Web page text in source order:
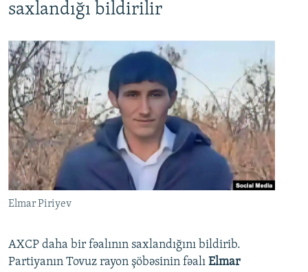
saxlandığı bildirilir
Elmar Piriyev
AXCP daha bir fəalının saxlandığını bildirib.
Partiyanın Tovuz rayon şöbəsinin fəalı Elmar